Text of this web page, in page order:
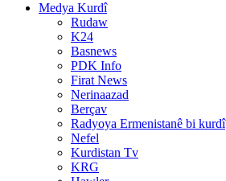
Medya Kurdî
Rudaw
K24
Basnews
PDK Info
Firat News
Nerinaazad
Berçav
Radyoya Ermenistanê bi kurdî
Nefel
Kurdistan Tv
KRG